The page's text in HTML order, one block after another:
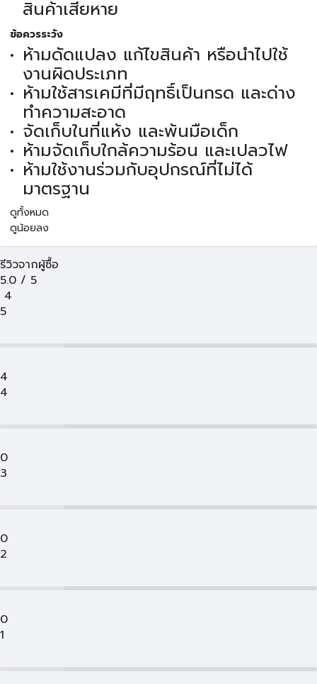
สินค้าเสียหาย
ข้อควรระวัง
ห้ามดัดแปลง แก้ไขสินค้า หรือนำไปใช้
งานผิดประเภท
ห้ามใช้สารเคมีที่มีฤทธิ์เป็นกรด และด่าง
ทำความสะอาด
จัดเก็บในที่แห้ง และพ้นมือเด็ก
ห้ามจัดเก็บใกล้ความร้อน และเปลวไฟ
ห้ามใช้งานร่วมกับอุปกรณ์ที่ไม่ได้
มาตรฐาน
ดูทั้งหมด
ดูน้อยลง
รีวิวจากผู้ซื้อ
5.0 / 5
4
5
4
4
0
3
0
2
0
1